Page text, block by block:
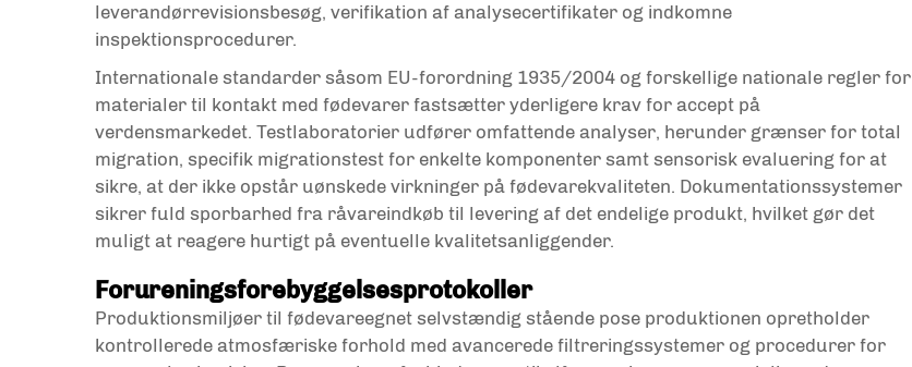
leverandørrevisionsbesøg, verifikation af analysecertifikater og indkomne
inspektionsprocedurer.
Internationale standarder såsom EU-forordning 1935/2004 og forskellige nationale regler for
materialer til kontakt med fødevarer fastsætter yderligere krav for accept på
verdensmarkedet. Testlaboratorier udfører omfattende analyser, herunder grænser for total
migration, specifik migrationstest for enkelte komponenter samt sensorisk evaluering for at
sikre, at der ikke opstår uønskede virkninger på fødevarekvaliteten. Dokumentationssystemer
sikrer fuld sporbarhed fra råvareindkøb til levering af det endelige produkt, hvilket gør det
muligt at reagere hurtigt på eventuelle kvalitetsanliggender.
Forureningsforebyggelsesprotokoller
Produktionsmiljøer til fødevareegnet selvstændig stående pose produktionen opretholder
kontrollerede atmosfæriske forhold med avancerede filtreringssystemer og procedurer for